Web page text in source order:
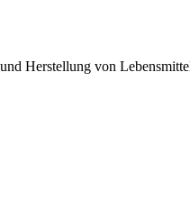
Herstellung von